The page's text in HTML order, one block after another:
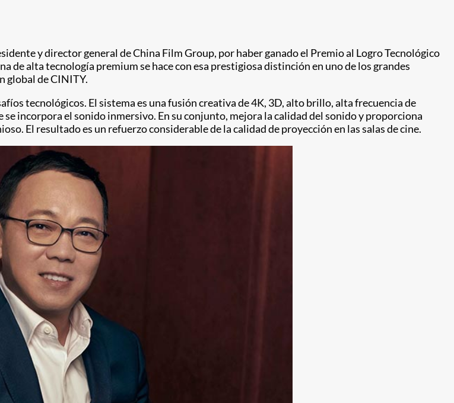
y director general de China Film Group, por haber ganado el Premio al Logro Tecnológico
de alta tecnología premium se hace con esa prestigiosa distinción en uno de los grandes
global de CINITY.
tecnológicos. El sistema es una fusión creativa de 4K, 3D, alto brillo, alta frecuencia de
incorpora el sonido inmersivo. En su conjunto, mejora la calidad del sonido y proporciona
El resultado es un refuerzo considerable de la calidad de proyección en las salas de cine.